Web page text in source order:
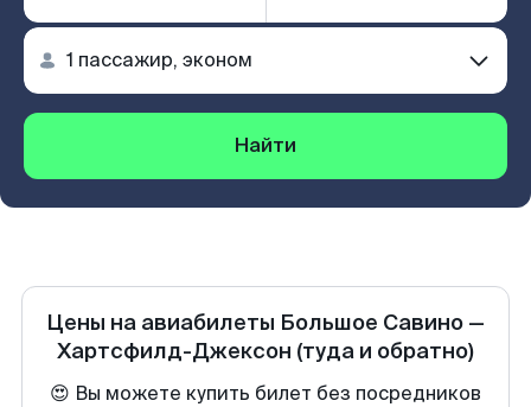
Найти
Цены на авиабилеты Большое Савино —
Хартсфилд-Джексон (туда и обратно)
😍 Вы можете купить билет без посредников